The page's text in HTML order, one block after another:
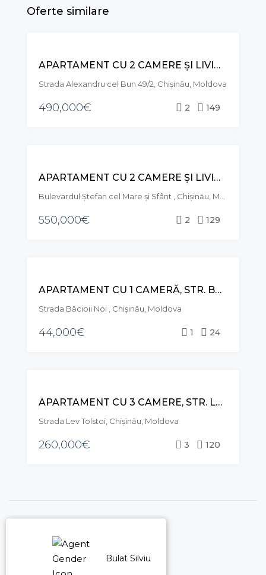
Oferte similare
APARTAMENT CU 2 CAMERE ȘI LIVING, STR. ALEXANDRU CEL BUN, CENTRU
Strada Alexandru cel Bun 49/2, Chișinău, Moldova
490,000€ 2 149
APARTAMENT CU 2 CAMERE ȘI LIVING, STR. ȘTEFAN CEL MARE ȘI SFÂNT, CENTRU
550,000€ 2 129
APARTAMENT CU 1 CAMERĂ, STR. BĂCIOII NOI, BOTANICA
Strada Băcioii Noi , Chișinău, Moldova
44,000€ 1 24
APARTAMENT CU 3 CAMERE, STR. LEV TOLSTOI , CENTRU
Strada Lev Tolstoi, Chișinău, Moldova
260,000€ 3 120
Bulat Silviu